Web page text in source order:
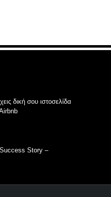
δική σου ιστοσελίδα
Story –